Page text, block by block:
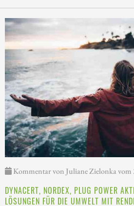
Kommentar von Juliane Zielonka vom
DYNACERT, NORDEX, PLUG POWER
LÖSUNGEN FÜR DIE UMWELT MIT